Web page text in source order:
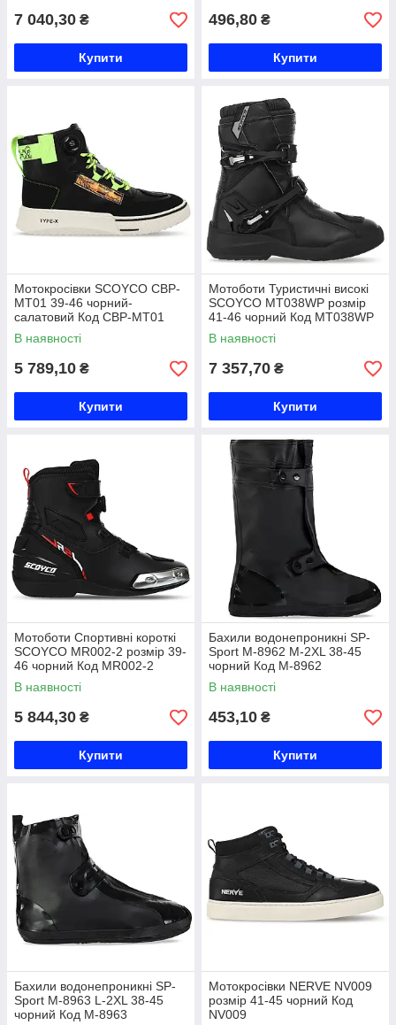
7 040,30 ₴
Купити
496,80 ₴
Купити
Мотокросівки SCOYCO CBP-
MT01 39-46 чорний-
салатовий Код CBP-MT01
В наявності
5 789,10 ₴
Купити
Мотоботи Туристичні високі
SCOYCO MT038WP розмір
41-46 чорний Код MT038WP
В наявності
7 357,70 ₴
Купити
Мотоботи Спортивні короткі
SCOYCO MR002-2 розмір 39-
46 чорний Код MR002-2
В наявності
5 844,30 ₴
Купити
Бахили водонепроникні SP-
Sport M-8962 M-2XL 38-45
чорний Код M-8962
В наявності
453,10 ₴
Купити
Бахили водонепроникні SP-
Sport M-8963 L-2XL 38-45
чорний Код M-8963
Мотокросівки NERVE NV009
розмір 41-45 чорний Код
NV009